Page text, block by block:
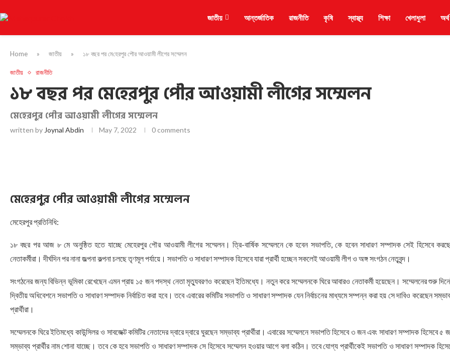
জাতীয় আন্তর্জাতিক রাজনীতি কৃষি স্বাস্থ্য শিক্ষা খেলাধুলা
Home » জাতীয় » ১৮ বছর পর মে‌হেরপুর পৌর আওয়ামী লীগের সম্মেলন
জাতীয় রাজনীতি
১৮ বছর পর মে‌হেরপুর পৌর আওয়ামী লীগের সম্মেলন
মে‌হেরপুর পৌর আওয়ামী লীগের সম্মেলন
written by Joynal Abdin May 7, 2022 0 comments
মে‌হেরপুর পৌর আওয়ামী লীগের সম্মেলন
মেহেরপুর প্রতিনিধি:
১৮ বছর পর আজ ৮ মে অনুষ্ঠিত হতে যাচ্ছে মেহেরপুর পৌর আওয়ামী লীগের সম্মেলন। ত্রি-বার্ষিক সম্মেলনে কে হবেন সভাপতি, কে হবেন সাধারণ সম্পাদক সেই হিসেবে
নেতাকর্মীরা। দীর্ঘদিন পর নানা জল্পনা কল্পনা চলছে তৃণমূল পর্যায়ে। সভাপতি ও সাধারণ সম্পাদক হিসেবে যারা প্রার্থী হচ্ছেন সকলেই আওয়ামী লীগ ও অঙ্গ সংগঠন নেতৃবৃন্দ।
সংগঠনের জন্য বিভিন্ন ভূমিকা রেখেছেন এমন প্রায় ১৫ জন পদস্থ নেতা মৃত্যুবরণও করেছেন ইতিমধ্যে। নতুন করে সম্মেলনকে ঘিরে আবারও নেতাকর্মী হয়েছেন। সম্মেলনের শুরু
দ্বিতীয় অধিবেশনে সভাপতি ও সাধারণ সম্পাদক নির্বাচিত করা হবে। তবে এবারের কমিটির সভাপতি ও সাধারণ সম্পাদক যেন নির্বাচনের মাধ্যমে সম্পন্ন করা হয় সে দাবিও করেছেন
প্রার্থীরা।
সম্মেলনকে ঘিরে ইতিমধ্যে কাউন্সিলর ও সাবজেক্ট কমিটির নেতাদের দ্বারে দ্বারে ঘুরছেন সম্ভাব্য প্রার্থীরা। এবারের সম্মেলনে সভাপতি হিসেবে ৩ জন এবং সাধারণ সম্পাদক হিসেবে ৫
সম্ভাব্য প্রার্থীর নাম শোনা যাচ্ছে। তবে কে হবে সভাপতি ও সাধারণ সম্পাদক সে হিসেবে সম্মেলন হওয়ার আগে বলা কঠিন। তবে যোগ্য প্রার্থীকেই সভাপতি ও সাধারণ সম্পাদক